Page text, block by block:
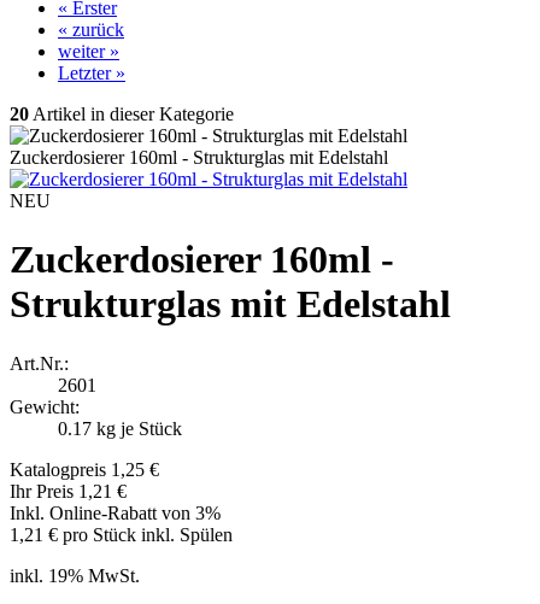
« Erster
« zurück
weiter »
Letzter »
20 Artikel in dieser Kategorie
Zuckerdosierer 160ml - Strukturglas mit Edelstahl
NEU
Zuckerdosierer 160ml -
Strukturglas mit Edelstahl
Art.Nr.:
2601
Gewicht:
0.17 kg je Stück
Katalogpreis 1,25 €
Ihr Preis 1,21 €
Inkl. Online-Rabatt von 3%
1,21 € pro Stück inkl. Spülen
inkl. 19% MwSt.